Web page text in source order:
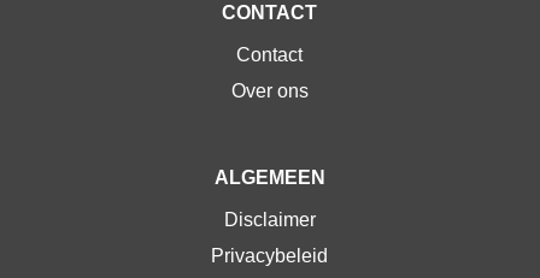
CONTACT
Contact
Over ons
ALGEMEEN
Disclaimer
Privacybeleid